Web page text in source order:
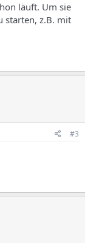
läuft. Um sie
starten, z.B. mit
#3